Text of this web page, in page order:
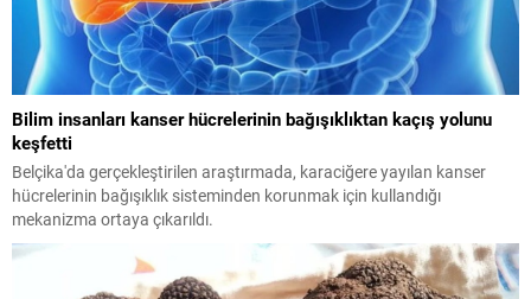
Bilim insanları kanser hücrelerinin bağışıklıktan kaçış yolunu
keşfetti
Belçika'da gerçekleştirilen araştırmada, karaciğere yayılan kanser
hücrelerinin bağışıklık sisteminden korunmak için kullandığı
mekanizma ortaya çıkarıldı.